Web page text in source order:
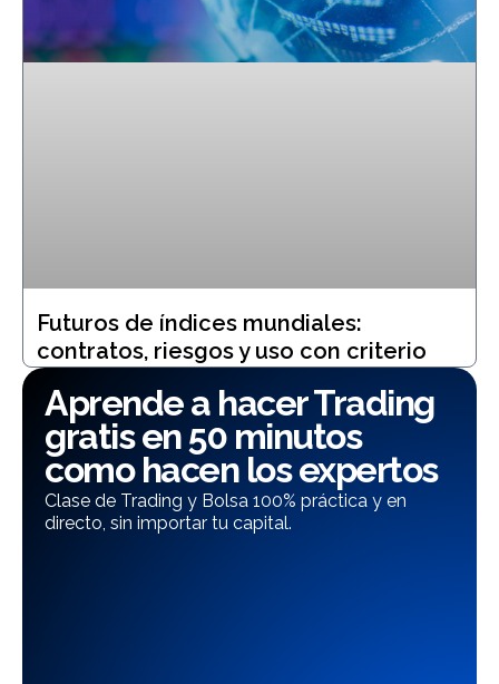
Futuros de índices mundiales:
contratos, riesgos y uso con criterio
Aprende a hacer Trading
gratis en 50 minutos
como hacen los expertos
Clase de Trading y Bolsa 100% práctica y en
directo, sin importar tu capital.